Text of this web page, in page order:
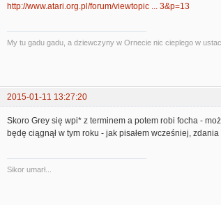
http://www.atari.org.pl/forum/viewtopic ... 3&p=13
My tu gadu gadu, a dziewczyny w Ornecie nic cieplego w
2015-01-11 13:27:20
Skoro Grey się wpi* z terminem a potem robi focha -
będę ciągnął w tym roku - jak pisałem wcześniej,
Sikor umarł...